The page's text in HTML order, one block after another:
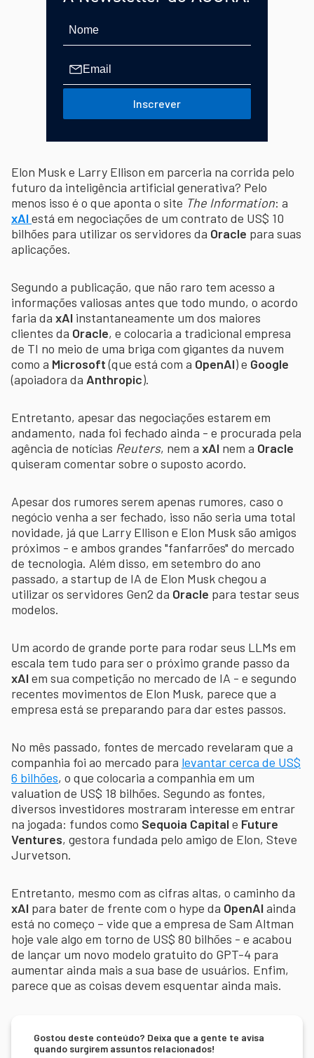
Inscrever
Elon Musk e Larry Ellison em parceria na corrida pelo
futuro da inteligência artificial generativa? Pelo
menos isso é o que aponta o site The Information: a
xAIestá em negociações de um contrato de US$ 10
bilhões para utilizar os servidores da Oracle para suas
aplicações.
Segundo a publicação, que não raro tem acesso a
informações valiosas antes que todo mundo, o acordo
faria da xAI instantaneamente um dos maiores
clientes da Oracle, e colocaria a tradicional empresa
de TI no meio de uma briga com gigantes da nuvem
como a Microsoft(que está com a OpenAI) e Google
(apoiadora da Anthropic).
Entretanto, apesar das negociações estarem em
andamento, nada foi fechado ainda - e procurada pela
agência de notícias Reuters, nem a xAI nem a Oracle
quiseram comentar sobre o suposto acordo.
Apesar dos rumores serem apenas rumores, caso o
negócio venha a ser fechado, isso não seria uma total
novidade, já que Larry Ellison e Elon Musk são amigos
próximos - e ambos grandes "fanfarrões" do mercado
de tecnologia. Além disso, em setembro do ano
passado, a startup de IA de Elon Musk chegou a
utilizar os servidores Gen2 da Oracle para testar seus
modelos.
Um acordo de grande porte para rodar seus LLMs em
escala tem tudo para ser o próximo grande passo da
xAI em sua competição no mercado de IA - e segundo
recentes movimentos de Elon Musk, parece que a
empresa está se preparando para dar estes passos.
No mês passado, fontes de mercado revelaram que a
companhia foi ao mercado para levantar cerca de US$
6 bilhões, o que colocaria a companhia em um
valuation de US$ 18 bilhões. Segundo as fontes,
diversos investidores mostraram interesse em entrar
na jogada: fundos como Sequoia Capital e Future
Ventures, gestora fundada pelo amigo de Elon, Steve
Jurvetson.
Entretanto, mesmo com as cifras altas, o caminho da
xAI para bater de frente com o hype da OpenAI ainda
está no começo – vide que a empresa de Sam Altman
hoje vale algo em torno de US$ 80 bilhões - e acabou
de lançar um novo modelo gratuito do GPT-4 para
aumentar ainda mais a sua base de usuários. Enfim,
parece que as coisas devem esquentar ainda mais.
Gostou deste conteúdo? Deixa que a gente te avisa
quando surgirem assuntos relacionados!